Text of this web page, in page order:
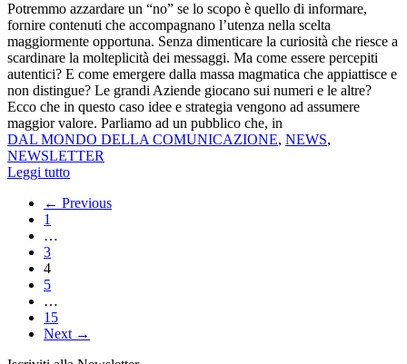
Potremmo azzardare un “no” se lo scopo è quello di informare,
fornire contenuti che accompagnano l’utenza nella scelta
maggiormente opportuna. Senza dimenticare la curiosità che riesce a
scardinare la molteplicità dei messaggi. Ma come essere percepiti
autentici? E come emergere dalla massa magmatica che appiattisce e
non distingue? Le grandi Aziende giocano sui numeri e le altre?
Ecco che in questo caso idee e strategia vengono ad assumere
maggior valore. Parliamo ad un pubblico che, in
DAL MONDO DELLA COMUNICAZIONE, NEWS,
NEWSLETTER
Leggi tutto
← Previous
1
…
3
4
5
…
15
Next →